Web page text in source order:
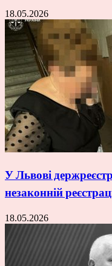
18.05.2026
У Львові
незаконній
18.05.2026